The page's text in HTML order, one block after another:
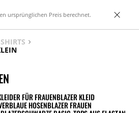
ursprünglichen Preis berechnet.
FÜR FRAUENBLAZER KLEID
BLAUE HOSENBLAZER FRAUEN